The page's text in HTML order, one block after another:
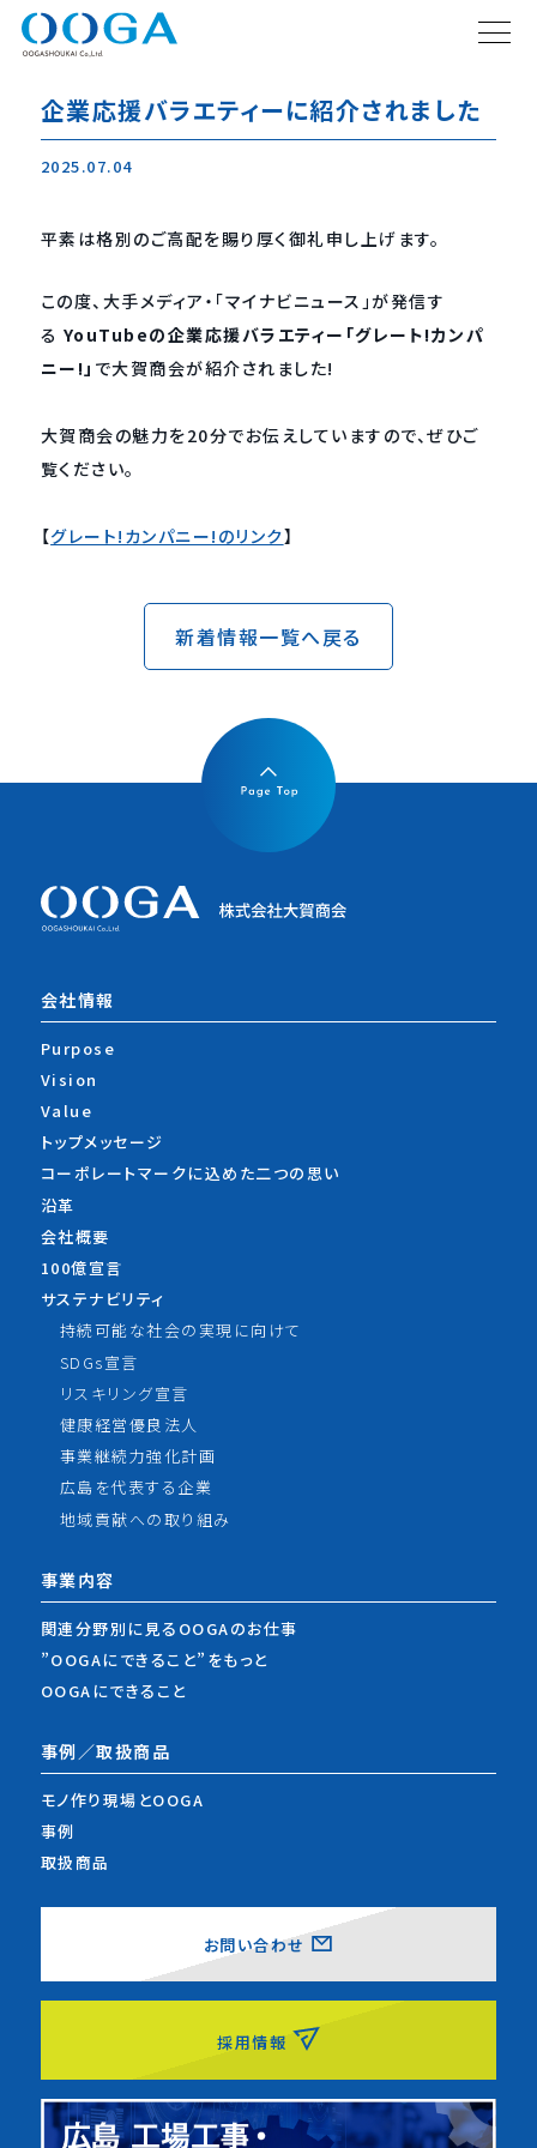
企業応援バラエティーに紹介されました
2025.07.04
平素は格別のご高配を賜り厚く御礼申し上げます。
この度、大手メディア・「マイナビニュース」が発信す
る YouTubeの企業応援バラエティー「グレート!カンパ
ニー!」 で大賀商会が紹介されました!
大賀商会の魅力を20分でお伝えしていますので、ぜひご
覧ください。
【グレート!カンパニー!のリンク】
新着情報一覧へ戻る
会社情報
Purpose
Vision
Value
トップメッセージ
コーポレートマークに込めた二つの思い
沿革
会社概要
100億宣言
サステナビリティ
持続可能な社会の実現に向けて
SDGs宣言
リスキリング宣言
健康経営優良法人
事業継続力強化計画
広島を代表する企業
地域貢献への取り組み
事業内容
関連分野別に見るOOGAのお仕事
”OOGAにできること”をもっと
OOGAにできること
事例／取扱商品
モノ作り現場とOOGA
事例
取扱商品
お問い合わせ
採用情報